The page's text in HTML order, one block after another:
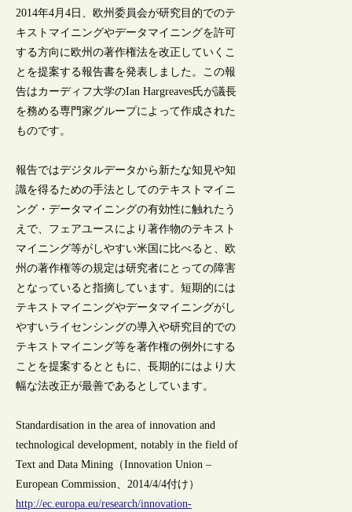
2014年4月4日、欧州委員会が研究目的でのテ
キストマイニングやデータマイニングを許可
する方向に欧州の著作権法を改正していくこ
とを提案する報告書を発表しました。この報
告はカーディフ大学のIan Hargreaves氏が議長
を務める専門家グループによって作成された
ものです。
報告ではデジタルデータから新たな知見や知
識を得るための手法としてのテキストマイニ
ング・データマイニングの有効性に触れたう
えで、フェアユースにより著作物のテキスト
マイニング等がしやすい米国に比べると、欧
州の著作権等の規定は研究者にとっての障害
となっていると指摘しています。短期的には
テキストマイニングやデータマイニングがし
やすいライセンシングの導入や研究目的での
テキストマイニング等を著作権の例外にする
ことを提案するとともに、長期的にはより大
幅な法改正が最善であるとしています。
Standardisation in the area of innovation and
technological development, notably in the field of
Text and Data Mining（Innovation Union –
European Commission、2014/4/4付け）
http://ec.europa.eu/research/innovation-